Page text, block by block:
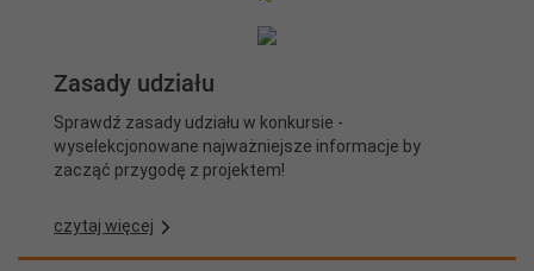
Zasady udziału
Sprawdź zasady udziału w konkursie -
wyselekcjonowane najważniejsze informacje by
zacząć przygodę z projektem!
czytaj więcej